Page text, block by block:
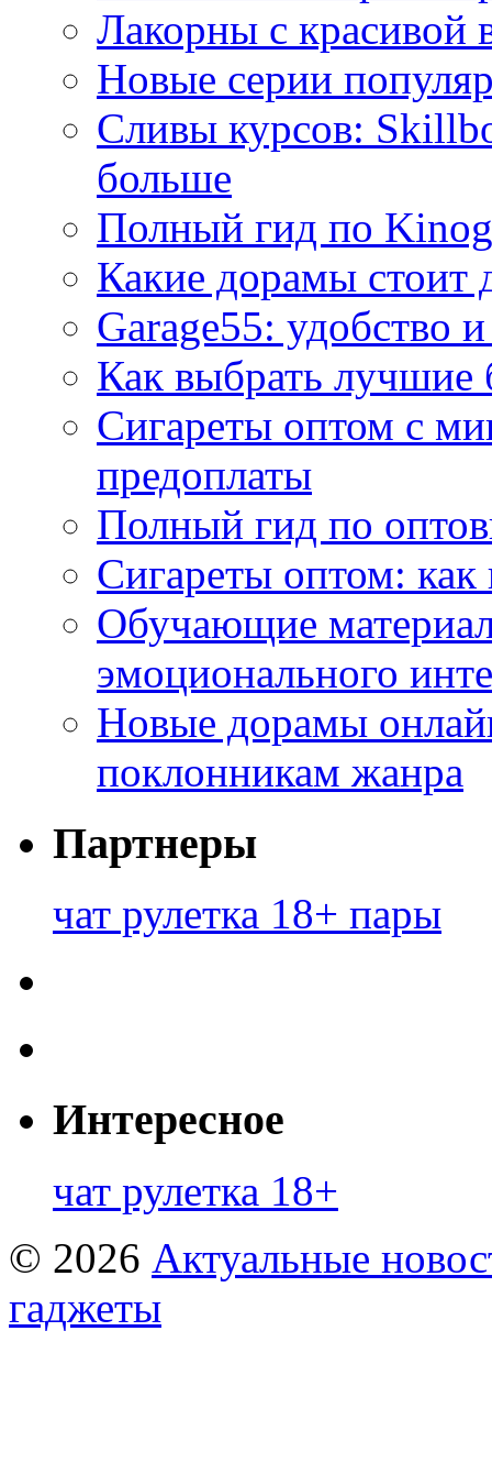
Лакорны с красивой
Новые серии
Сливы курсов:
больше
Полный гид по
Какие дорамы стоит
Garage55: удобство
Как выбрать
Сигареты оптом с
предоплаты
Полный гид по
Сигареты оптом:
Обучающие
эмоционального
Новые дорамы
поклонникам жанра
Партнеры
чат рулетка 18+ пары
Интересное
чат рулетка 18+
© 2026 Актуальные
гаджеты